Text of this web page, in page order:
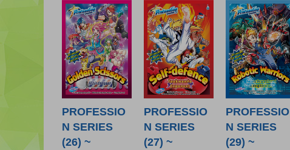
PROFESSIO
N SERIES
(26) ~
PROFESSIO
N SERIES
(27) ~
PROFESSIO
N SERIES
(29) ~